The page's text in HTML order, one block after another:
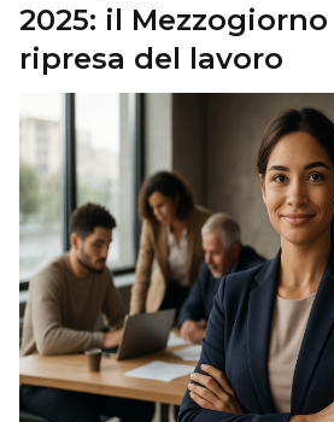
2025: il
ripresa del lavoro